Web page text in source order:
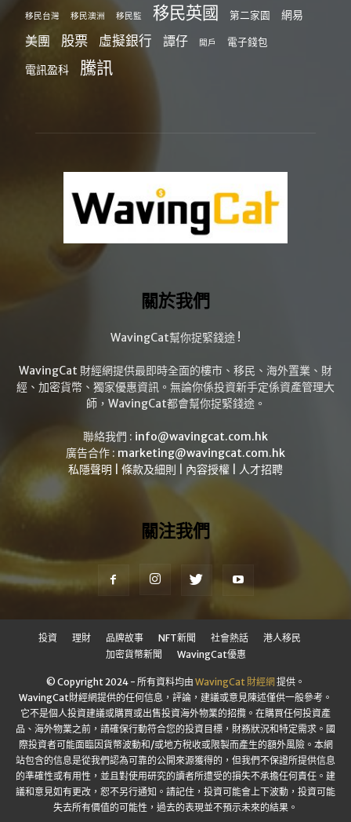
移民台灣 移民澳洲 移民監 移民英國 第二家園 網易
美團 股票 虛擬銀行 譚仔 開戶 電子錢包
電訊盈科 騰訊
關於我們
WavingCat幫你捉緊錢途 !
WavingCat 財經網提供最即時全面的樓市、移民、海外置業、財
經、加密貨幣、獨家優惠資訊。無論你係投資新手定係資產管理大
師，WavingCat都會幫你捉緊錢途。
聯絡我們 : info@wavingcat.com.hk
廣告合作 : marketing@wavingcat.com.hk
私隱聲明
條款及細則 內容授權 人才招聘
關注我們
投資 理財 品牌故事 NFT新聞 社會熱話
港人移民
加密貨幣新聞
WavingCat優惠
© Copyright 2024 - 所有資料均由 WavingCat 財經網提供。
WavingCat財經網提供的任何信息，評論，建議或意見陳述僅供一般參考。
它不是個人投資建議或購買或出售投資海外物業的招攬。在購買任何投資產
品、海外物業之前，請確保行動符合您的投資目標，財務狀況和特定需求。國
際投資者可能面臨因貨幣波動和/或地方稅收或限製而產生的額外風險。本網
站包含的信息是從我們認為可靠的公開來源獲得的，但我們不保證所提供信息
的準確性或有用性，並且對使用研究的讀者所遭受的損失不承擔任何責任。建
議和意見如有更改，恕不另行通知。請記住，投資可能會上下波動，投資可能
失去所有價值的可能性，過去的表現並不預示未來的結果。